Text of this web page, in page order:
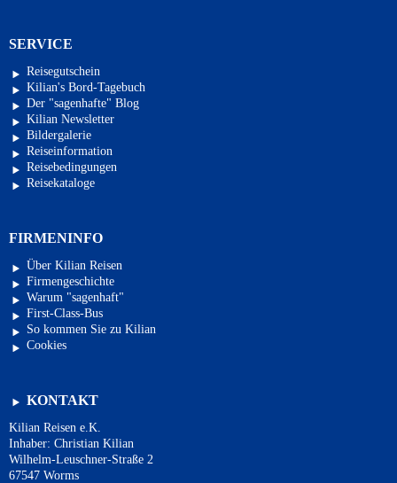
SERVICE
Reisegutschein
Kilian's Bord-Tagebuch
Der "sagenhafte" Blog
Kilian Newsletter
Bildergalerie
Reiseinformation
Reisebedingungen
Reisekataloge
FIRMENINFO
Über Kilian Reisen
Firmengeschichte
Warum "sagenhaft"
First-Class-Bus
So kommen Sie zu Kilian
Cookies
KONTAKT
Kilian Reisen e.K.
Inhaber: Christian Kilian
Wilhelm-Leuschner-Straße 2
67547 Worms